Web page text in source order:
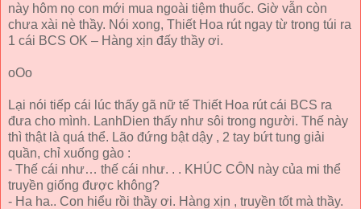
này hôm nọ con mới mua ngoài tiệm thuốc. Giờ vẫn còn
chưa xài nè thầy. Nói xong, Thiết Hoa rút ngay từ trong túi ra
1 cái BCS OK – Hàng xịn đấy thầy ơi.
oOo
Lại nói tiếp cái lúc thấy gã nữ tế Thiết Hoa rút cái BCS ra
đưa cho mình. LanhDien thấy như sôi trong người. Thế này
thì thật là quá thể. Lão đứng bật dậy , 2 tay bứt tung giải
quần, chỉ xuống gào :
- Thế cái như… thế cái như. . . KHÚC CÔN này của mi thể
truyền giống được không?
- Ha ha.. Con hiểu rồi thầy ơi. Hàng xịn , truyền tốt mà thầy.